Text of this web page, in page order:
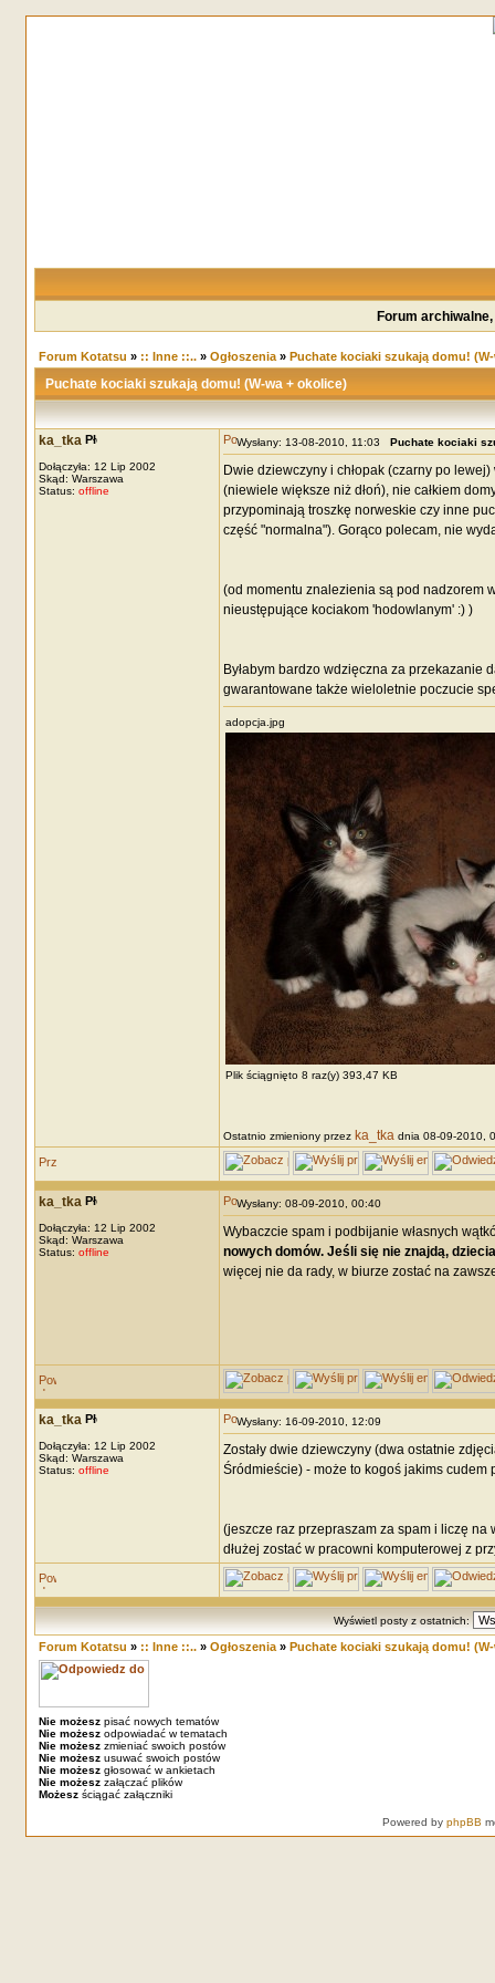
Forum
Forum Kotatsu » :: Inne ::..» Ogłoszenia» Puchate kociaki szukają domu!
Puchate kociaki szukają domu! (W-wa + okolice)
ka_tka
Dołączyła: 12 Lip 2002
Skąd: Warszawa
Status: offline
Wysłany: 13-08-2010, 11:03 Puchate kociaki
Dwie dziewczyny i chłopak (czarny po
(niewiele większe niż dłoń), nie całkiem
przypominają troszkę norweskie czy inne
część "normalna"). Gorąco polecam, nie
(od momentu znalezienia są pod nadzorem
nieustępujące kociakom 'hodowlanym' :) )
Byłabym bardzo wdzięczna za przekazanie
gwarantowane także wieloletnie poczucie
adopcja.jpg
Plik ściągnięto 8 raz(y) 393,47 KB
Ostatnio zmieniony przez ka_tka dnia 08-09-2010,
ka_tka
Dołączyła: 12 Lip 2002
Skąd: Warszawa
Status: offline
Wysłany: 08-09-2010, 00:40
Wybaczcie spam i podbijanie własnych
nowych domów. Jeśli się nie znajdą,
więcej nie da rady, w biurze zostać na
ka_tka
Dołączyła: 12 Lip 2002
Skąd: Warszawa
Status: offline
Wysłany: 16-09-2010, 12:09
Zostały dwie dziewczyny (dwa ostatnie
Śródmieście) - może to kogoś jakims cudem
(jeszcze raz przepraszam za spam i liczę na
dłużej zostać w pracowni komputerowej z
Wyświetl posty z ostatnich:
Forum Kotatsu » :: Inne ::..» Ogłoszenia» Puchate kociaki szukają domu!
Nie możeszpisać nowych tematów
Nie możeszodpowiadać w tematach
Nie możeszzmieniać swoich postów
Nie możeszusuwać swoich postów
Nie możeszgłosować w ankietach
Nie możeszzałączać plików
Możeszściągać załączniki
Powered by phpBB